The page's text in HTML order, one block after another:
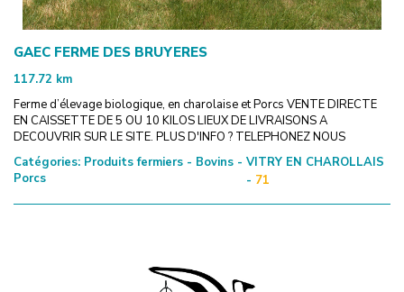
GAEC FERME DES BRUYERES
117.72 km
Ferme d’élevage biologique, en charolaise et Porcs VENTE DIRECTE
EN CAISSETTE DE 5 OU 10 KILOS LIEUX DE LIVRAISONS A
DECOUVRIR SUR LE SITE. PLUS D'INFO ? TELEPHONEZ NOUS
Catégories: Produits fermiers - Bovins -
Porcs
VITRY EN CHAROLLAIS
- 71